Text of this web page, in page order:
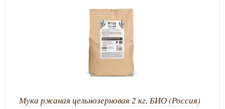
Мука ржаная цельнозерновая 2 кг, БИО (Россия)